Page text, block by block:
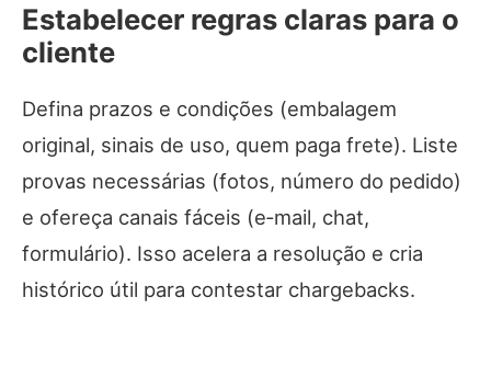
Estabelecer regras claras para o
cliente
Defina prazos e condições (embalagem
original, sinais de uso, quem paga frete). Liste
provas necessárias (fotos, número do pedido)
e ofereça canais fáceis (e‑mail, chat,
formulário). Isso acelera a resolução e cria
histórico útil para contestar chargebacks.